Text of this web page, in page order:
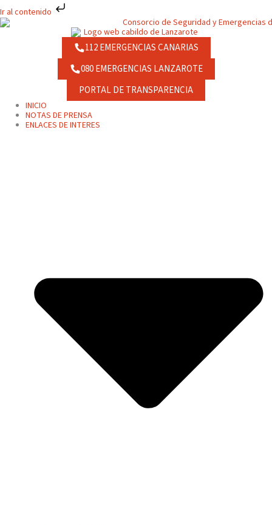
Ir al contenido
al
contenido
112 EMERGENCIAS CANARIAS
080 EMERGENCIAS LANZAROTE
PORTAL DE TRANSPARENCIA
INICIO
NOTAS DE PRENSA
ENLACES DE INTERES